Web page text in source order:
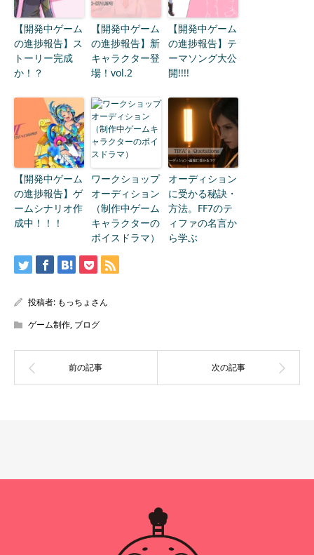
【開発中ゲーム
の進捗報告】ス
トーリー完成
か！？
【開発中ゲーム
の進捗報告】新
キャラクター登
場！vol.2
【開発中ゲーム
の進捗報告】テ
ーマソング大公
開!!!!
【開発中ゲーム
の進捗報告】ゲ
ームシナリオ作
成中！！！
ワークショップ
オーディション
（制作中ゲーム
キャラクターの
ボイスドラマ）
オーディション
に受かる秘訣・
方法。FF7のテ
ィファの名言か
ら学ぶ
投稿者: もっちょさん
ゲーム制作, ブログ